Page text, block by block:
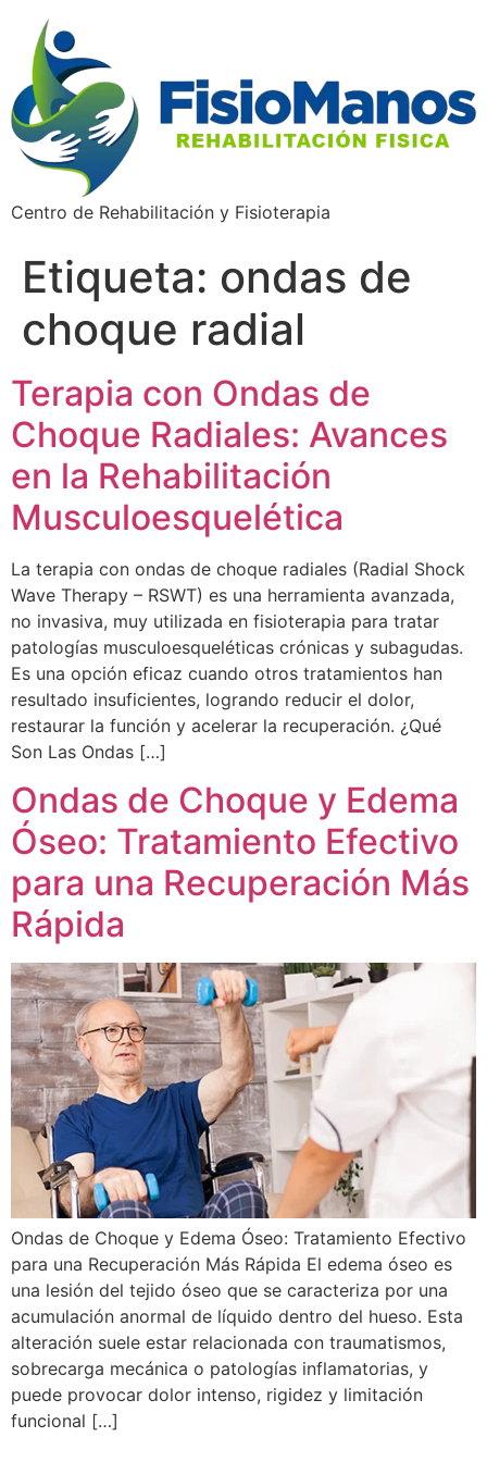
Centro de Rehabilitación y Fisioterapia
Etiqueta: ondas de
choque radial
Terapia con Ondas de
Choque Radiales: Avances
en la Rehabilitación
Musculoesquelética
La terapia con ondas de choque radiales (Radial Shock
Wave Therapy – RSWT) es una herramienta avanzada,
no invasiva, muy utilizada en fisioterapia para tratar
patologías musculoesqueléticas crónicas y subagudas.
Es una opción eficaz cuando otros tratamientos han
resultado insuficientes, logrando reducir el dolor,
restaurar la función y acelerar la recuperación. ¿Qué
Son Las Ondas […]
Ondas de Choque y Edema
Óseo: Tratamiento Efectivo
para una Recuperación Más
Rápida
Ondas de Choque y Edema Óseo: Tratamiento Efectivo
para una Recuperación Más Rápida El edema óseo es
una lesión del tejido óseo que se caracteriza por una
acumulación anormal de líquido dentro del hueso. Esta
alteración suele estar relacionada con traumatismos,
sobrecarga mecánica o patologías inflamatorias, y
puede provocar dolor intenso, rigidez y limitación
funcional […]